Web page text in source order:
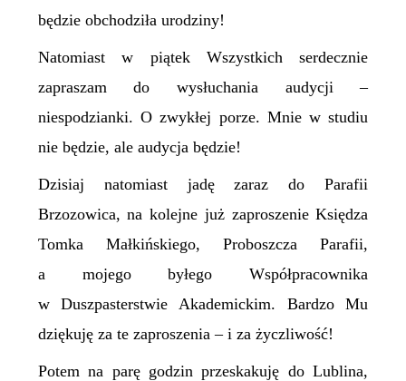
będzie obchodziła urodziny!
Natomiast w piątek Wszystkich serdecznie
zapraszam do wysłuchania audycji –
niespodzianki. O zwykłej porze. Mnie w studiu
nie będzie, ale audycja będzie!
Dzisiaj natomiast jadę zaraz do Parafii
Brzozowica, na kolejne już zaproszenie Księdza
Tomka Małkińskiego, Proboszcza Parafii,
a mojego byłego Współpracownika
w Duszpasterstwie Akademickim. Bardzo Mu
dziękuję za te zaproszenia – i za życzliwość!
Potem na parę godzin przeskakuję do Lublina,